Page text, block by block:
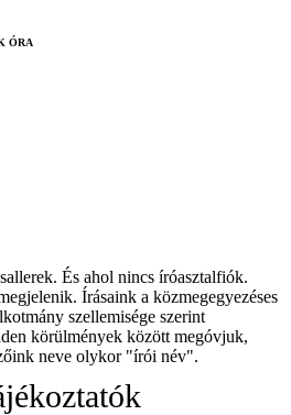
ÓRA
És ahol nincs íróasztalfiók.
Írásaink a közmegegyezéses
szellemisége szerint
körülmények között megóvjuk,
neve olykor "írói név".